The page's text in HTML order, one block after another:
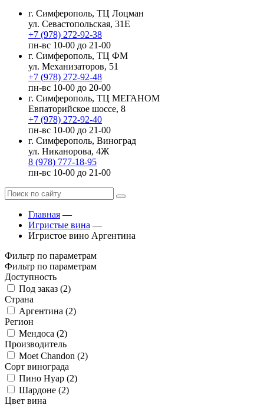
г. Симферополь, ТЦ Лоцман
ул. Севастопольская, 31Е
+7 (978) 272-92-38
пн-вс 10-00 до 21-00
г. Симферополь, ТЦ ФМ
ул. Механизаторов, 51
+7 (978) 272-92-48
пн-вс 10-00 до 20-00
г. Симферополь, ТЦ МЕГАНОМ
Евпаторийское шоссе, 8
+7 (978) 272-92-40
пн-вс 10-00 до 21-00
г. Симферополь, Виноград
ул. Никанорова, 4Ж
8 (978) 777-18-95
пн-вс 10-00 до 21-00
Главная —
Игристые вина —
Игристое вино Аргентина
Фильтр по параметрам
Фильтр по параметрам
Доступность
Под заказ (2)
Страна
Аргентина (2)
Регион
Мендоса (2)
Производитель
Moet Chandon (2)
Сорт винограда
Пино Нуар (2)
Шардоне (2)
Цвет вина